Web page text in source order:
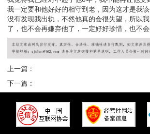
我一定要和他好好的相守到老，因为这才是我
没有发现我出轨，不然他真的会很失望，所以
了，也不会再嫌弃他了，一定好好珍惜，也不会
上一篇：
下一篇：